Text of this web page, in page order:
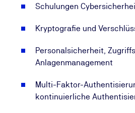
Schulungen
Kryptografie und
Personalsicherheit,
Anlagenmanagement
Multi-Faktor-
kontinuierliche